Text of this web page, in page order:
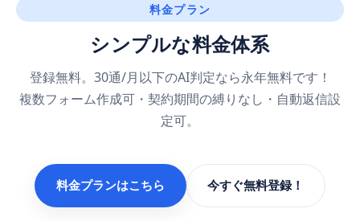
料金プラン
シンプルな料金体系
登録無料。30通/月以下のAI判定なら永年無料です！
複数フォーム作成可・契約期間の縛りなし・自動返信設
定可。
料金プランはこちら 今すぐ無料登録！